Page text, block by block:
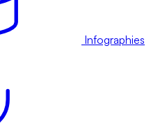
Infographies